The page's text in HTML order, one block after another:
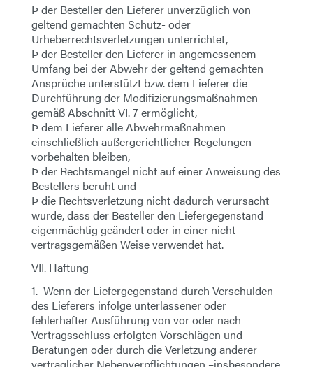
Þ der Besteller den Lieferer unverzüglich von
geltend gemachten Schutz- oder
Urheberrechtsverletzungen unterrichtet,
Þ der Besteller den Lieferer in angemessenem
Umfang bei der Abwehr der geltend gemachten
Ansprüche unterstützt bzw. dem Lieferer die
Durchführung der Modifizierungsmaßnahmen
gemäß Abschnitt VI. 7 ermöglicht,
Þ dem Lieferer alle Abwehrmaßnahmen
einschließlich außergerichtlicher Regelungen
vorbehalten bleiben,
Þ der Rechtsmangel nicht auf einer Anweisung des
Bestellers beruht und
Þ die Rechtsverletzung nicht dadurch verursacht
wurde, dass der Besteller den Liefergegenstand
eigenmächtig geändert oder in einer nicht
vertragsgemäßen Weise verwendet hat.
VII. Haftung
1. Wenn der Liefergegenstand durch Verschulden
des Lieferers infolge unterlassener oder
fehlerhafter Ausführung von vor oder nach
Vertragsschluss erfolgten Vorschlägen und
Beratungen oder durch die Verletzung anderer
vertraglicher Nebenverpflichtungen –insbesondere